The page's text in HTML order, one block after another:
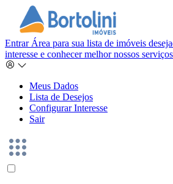
Entrar Área para sua lista de imóveis
interesse e conhecer melhor nossos
Meus Dados
Lista de Desejos
Configurar Interesse
Sair